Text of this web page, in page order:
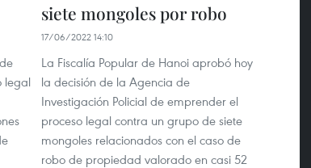
legal
siete mongoles por robo
17/06/2022 14:10
La Fiscalía Popular de Hanoi aprobó hoy
la decisión de la Agencia de
Investigación Policial de emprender el
proceso legal contra un grupo de siete
mongoles relacionados con el caso de
robo de propiedad valorado en casi 52